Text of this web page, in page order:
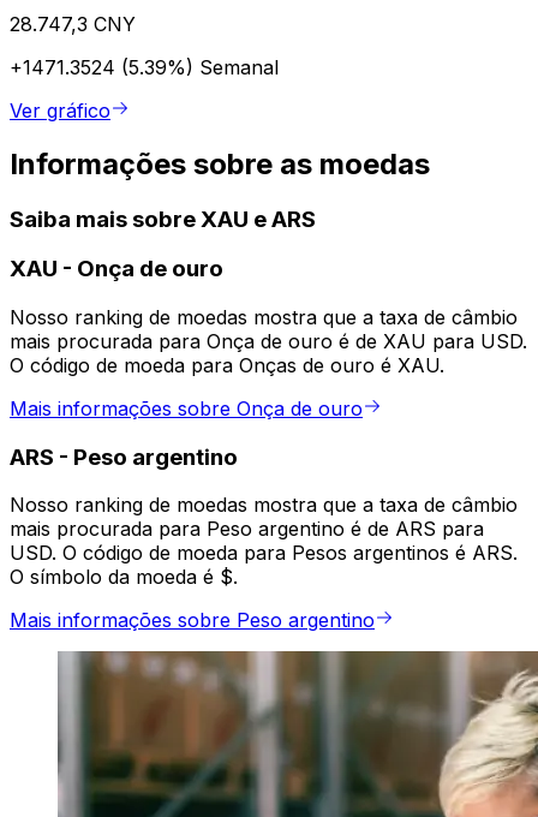
28.747,3 CNY
+1471.3524 (5.39%) Semanal
Ver gráfico
Informações sobre as moedas
Saiba mais sobre XAU e ARS
XAU - Onça de ouro
Nosso ranking de moedas mostra que a taxa de câmbio
mais procurada para Onça de ouro é de XAU para USD.
O código de moeda para Onças de ouro é XAU.
Mais informações sobre Onça de ouro
ARS - Peso argentino
Nosso ranking de moedas mostra que a taxa de câmbio
mais procurada para Peso argentino é de ARS para
USD. O código de moeda para Pesos argentinos é ARS.
O símbolo da moeda é $.
Mais informações sobre Peso argentino